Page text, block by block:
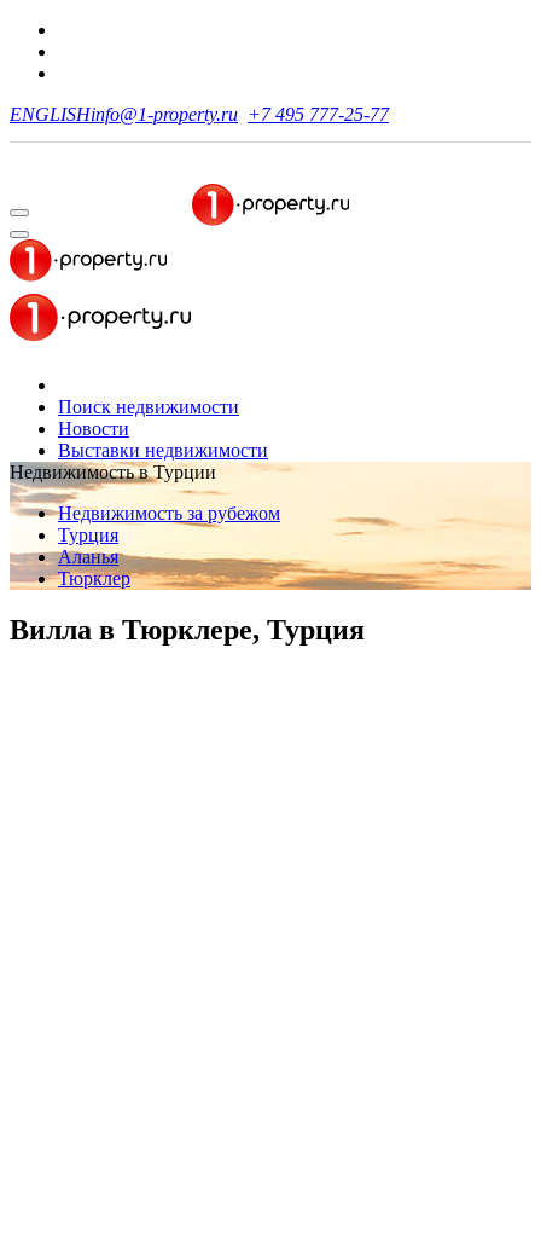
ENGLISHinfo@1-property.ru +7 495 777-25-77
Поиск недвижимости
Новости
Выставки недвижимости
Недвижимость в Турции
Недвижимость за рубежом
Турция
Аланья
Тюрклер
Вилла в Тюрклере, Турция